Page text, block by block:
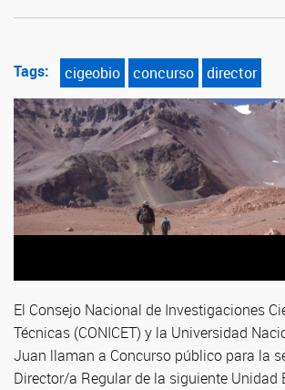
Tags: cigeobio concurso director
El Consejo Nacional de Investigaciones
Técnicas (CONICET) y la Universidad
Juan llaman a Concurso público para la
Director/a Regular de la siguiente Unidad